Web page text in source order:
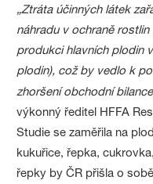
„Ztráta účinných látek
náhradu v ochraně
produkci hlavních plodin
plodin), což by vedlo k
zhoršení obchodní
výkonný ředitel HFFA
Studie se zaměřila na
kukuřice, řepka,
řepky by ČR přišla o